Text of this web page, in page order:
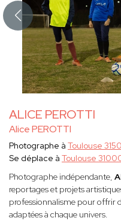
ALICE PEROTTI
Alice PEROTTI
Photographe à Toulouse
Se déplace à Toulouse
Photographe indépendante,
reportages et projets
professionnalisme pour offrir
adaptées à chaque univers.